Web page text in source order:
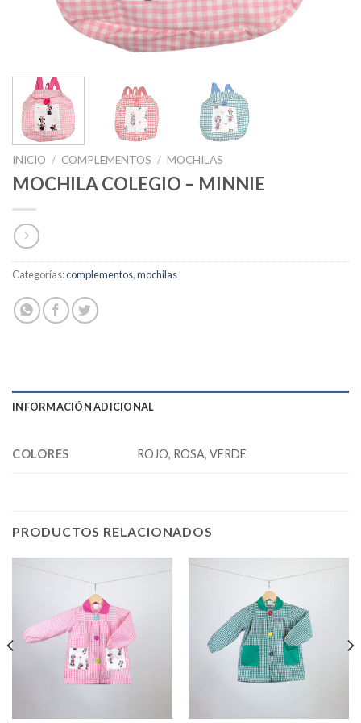
INICIO / COMPLEMENTOS / MOCHILAS
MOCHILA COLEGIO – MINNIE
Categorías:complementos,mochilas
INFORMACIÓN ADICIONAL
COLORES ROJO, ROSA, VERDE
PRODUCTOS RELACIONADOS